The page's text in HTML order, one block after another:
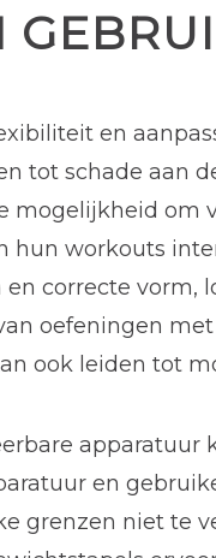
en
tot schade aan
mogelijkheid om
workouts
correcte
oefeningen
ook leiden tot
apparatuur
en
grenzen niet te